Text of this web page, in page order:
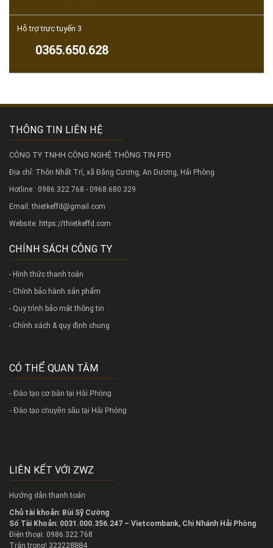
Hỗ trợ trực tuyến 3
0365.650.628
THÔNG TIN LIÊN HỆ
CÔNG TY TNHH CÔNG NGHỆ THÔNG TIN FFD
Địa chỉ: Thôn Nhất Trí, xã Đặng Cương, An Dương, Hải Phòng
Hotline : 0986.322.768 - 0968.680.329
Email: thietkeffd@gmail.com
Website: https://thietkeffd.com
CHÍNH SÁCH CÔNG TY
- Hình thức thanh toán
- Chính bảo hành sản phẩm
- Quy trình bảo mật thông tin
- Chính sách & quy định chung
CÓ THỂ QUAN TÂM
- Đào tạo cơ bản tại Hải Phòng
- Đào tạo chuyên sâu tại Hải Phòng
LIÊN KẾT VỚI ZWZ
Hướng dẫn thanh toán
Chủ tài khoản: Bùi Sỹ Cường
Số Tài Khoản: 0031.000.356.247 – Vietcombank, Chi Nhánh Hải Phòng
Điện thoại: 0986.322.768
Trân trọng! 323228884